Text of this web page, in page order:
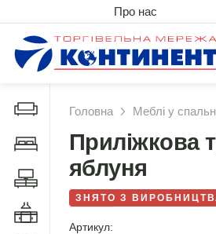
Про нас
Дивани і крісла
Меблі у спальню
Меблі у вітальню
Головна Меблі у
Приліжкова
яблуня
ЗНЯТО З
Артикул: